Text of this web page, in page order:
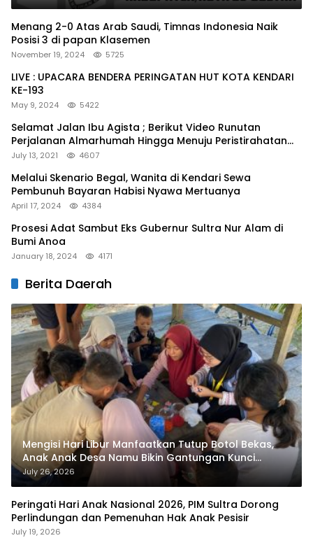
Menang 2-0 Atas Arab Saudi, Timnas Indonesia Naik
Posisi 3 di papan Klasemen
November 19, 2024 5725
LIVE : UPACARA BENDERA PERINGATAN HUT KOTA KENDARI
KE-193
May 9, 2024 5422
Selamat Jalan Ibu Agista ; Berikut Video Runutan
Perjalanan Almarhumah Hingga Menuju Peristirahatan
Terakhir
July 13, 2021 4607
Melalui Skenario Begal, Wanita di Kendari Sewa
Pembunuh Bayaran Habisi Nyawa Mertuanya
April 17, 2024 4384
Prosesi Adat Sambut Eks Gubernur Sultra Nur Alam di
Bumi Anoa
January 18, 2024 4171
Berita Daerah
Mengisi Hari Libur Manfaatkan Tutup Botol Bekas,
Anak Anak Desa Namu Bikin Gantungan Kunci
Bernilai Ekonomi
July 26, 2026
Peringati Hari Anak Nasional 2026, PIM Sultra Dorong
Perlindungan dan Pemenuhan Hak Anak Pesisir
July 19, 2026